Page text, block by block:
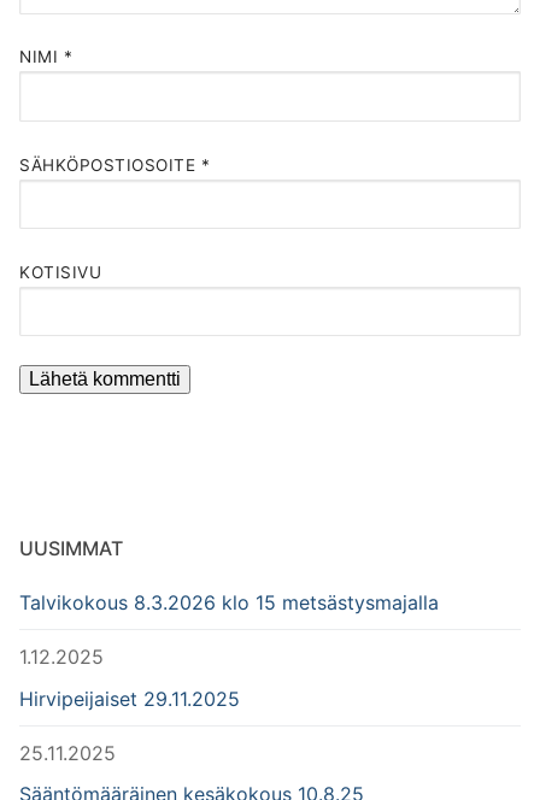
NIMI *
SÄHKÖPOSTIOSOITE *
KOTISIVU
UUSIMMAT
Talvikokous 8.3.2026 klo 15 metsästysmajalla
1.12.2025
Hirvipeijaiset 29.11.2025
25.11.2025
Sääntömääräinen kesäkokous 10.8.25